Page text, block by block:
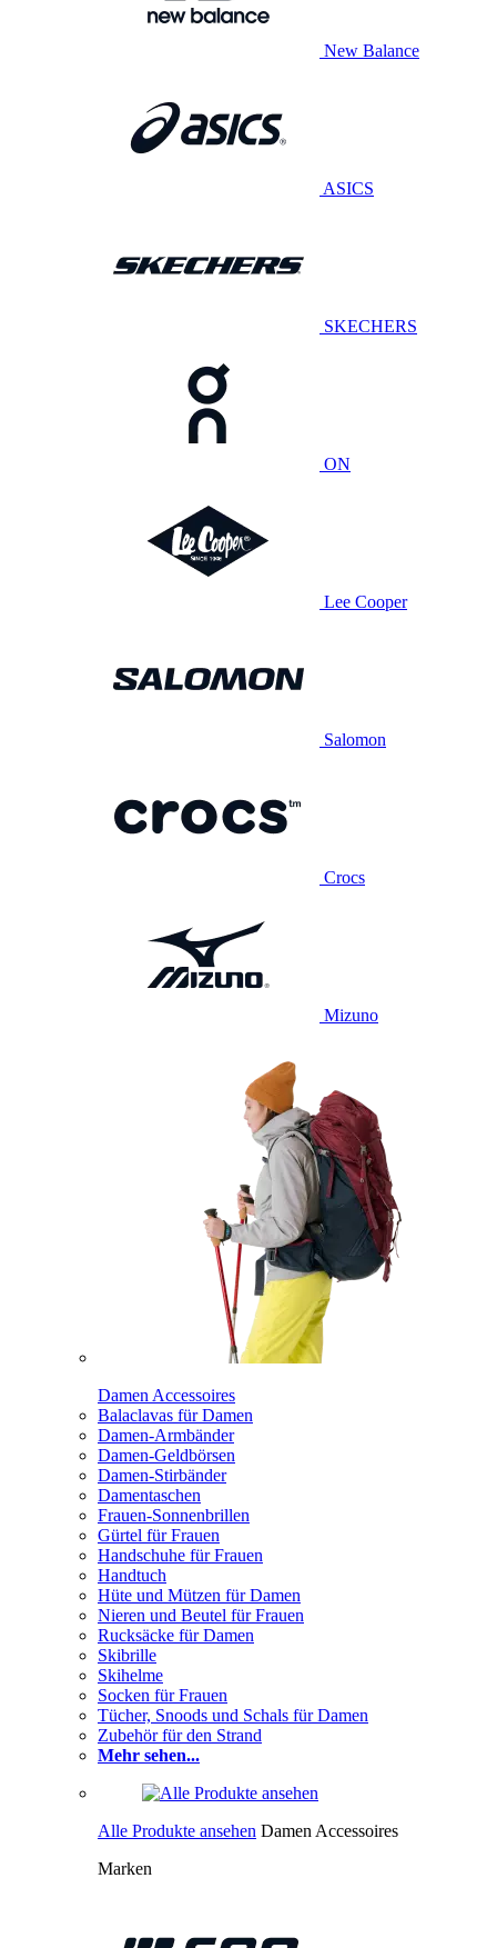
New Balance
ASICS
SKECHERS
ON
Lee Cooper
Salomon
Crocs
Mizuno
Damen Accessoires
Balaclavas für Damen
Damen-Armbänder
Damen-Geldbörsen
Damen-Stirbänder
Damentaschen
Frauen-Sonnenbrillen
Gürtel für Frauen
Handschuhe für Frauen
Handtuch
Hüte und Mützen für Damen
Nieren und Beutel für Frauen
Rucksäcke für Damen
Skibrille
Skihelme
Socken für Frauen
Tücher, Snoods und Schals für Damen
Zubehör für den Strand
Mehr sehen...
Alle Produkte ansehen Damen Accessoires
Marken